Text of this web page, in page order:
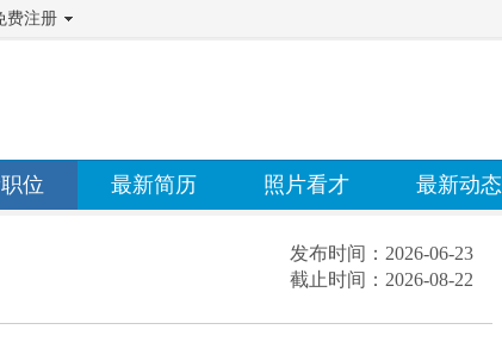
费注册
位 最新简历 照片看才 最新动态
发布时间： 2026-06-23
截止时间： 2026-08-22